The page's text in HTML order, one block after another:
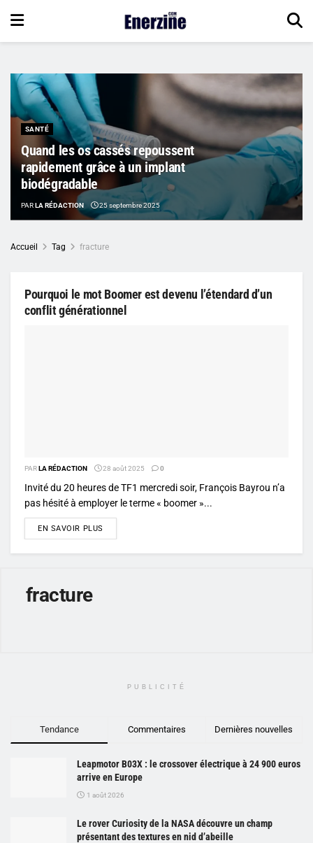
SANTÉ
Quand les os cassés repoussent
rapidement grâce à un implant
biodégradable
PARLA RÉDACTION 25 septembre 2025
Accueil Tag fracture
Pourquoi le mot Boomer est devenu l’étendard d’un
conflit générationnel
PARLA RÉDACTION 28 août 2025 0
Invité du 20 heures de TF1 mercredi soir, François Bayrou n’a
pas hésité à employer le terme « boomer »...
EN SAVOIR PLUS
fracture
PUBLICITÉ
Tendance Commentaires Dernières nouvelles
Leapmotor B03X : le crossover électrique à 24 900 euros
arrive en Europe
1 août 2026
Le rover Curiosity de la NASA découvre un champ
présentant des textures en nid d’abeille